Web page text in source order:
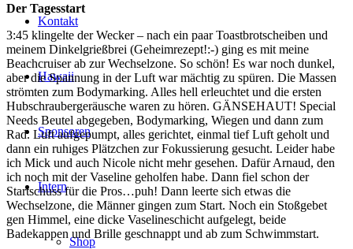
Kontakt
Hawaii
Sponsoren
Intern
Shop
Der Tagesstart
3:45 klingelte der Wecker – nach ein paar Toastbrotscheiben und
meinem Dinkelgrießbrei (Geheimrezept!:-) ging es mit meine
Beachcruiser ab zur Wechselzone. So schön! Es war noch dunkel,
aber die Spannung in der Luft war mächtig zu spüren. Die Massen
strömten zum Bodymarking. Alles hell erleuchtet und die ersten
Hubschraubergeräusche waren zu hören. GÄNSEHAUT! Special
Needs Beutel abgegeben, Bodymarking, Wiegen und dann zum
Rad. Luft aufgepumpt, alles gerichtet, einmal tief Luft geholt und
dann ein ruhiges Plätzchen zur Fokussierung gesucht. Leider habe
ich Mick und auch Nicole nicht mehr gesehen. Dafür Arnaud, den
ich noch mit der Vaseline geholfen habe. Dann fiel schon der
Startschuss für die Pros…puh! Dann leerte sich etwas die
Wechselzone, die Männer gingen zum Start. Noch ein Stoßgebet
gen Himmel, eine dicke Vaselineschicht aufgelegt, beide
Badekappen und Brille geschnappt und ab zum Schwimmstart.